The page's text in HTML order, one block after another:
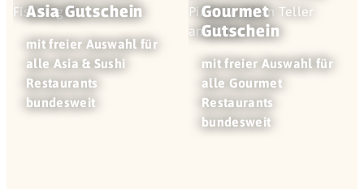
Asia Gutschein
mit freier Auswahl für
alle Asia & Sushi
Restaurants
bundesweit
Gourmet
Gutschein
mit freier Auswahl für
alle Gourmet
Restaurants
bundesweit